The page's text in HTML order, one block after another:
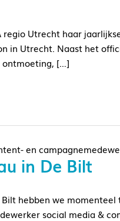
Utrecht haar
in Utrecht. Naast het
ontmoeting, […]
en
in De Bilt
hebben we
social media &